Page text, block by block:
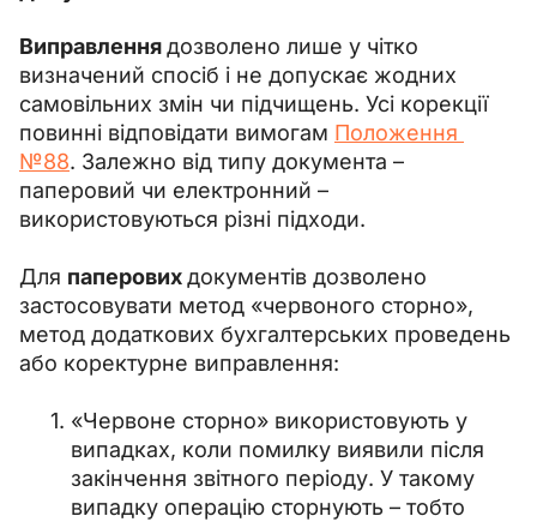
Виправлення дозволено лише у чітко
визначений спосіб і не допускає жодних
самовільних змін чи підчищень. Усі корекції
повинні відповідати вимогам Положення
№88. Залежно від типу документа –
паперовий чи електронний –
використовуються різні підходи.
Для паперових документів дозволено
застосовувати метод «червоного сторно»,
метод додаткових бухгалтерських проведень
або коректурне виправлення:
«Червоне сторно» використовують у
випадках, коли помилку виявили після
закінчення звітного періоду. У такому
випадку операцію сторнують – тобто